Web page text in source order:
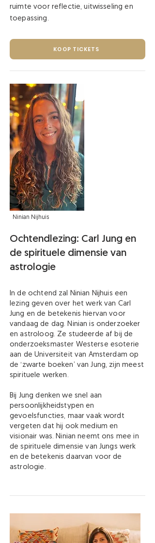
ruimte voor reflectie, uitwisseling en
toepassing.
KOOP TICKETS
Ninian Nijhuis
​Ochtendlezing: Carl Jung en
de spirituele dimensie van
astrologie
In de ochtend zal Ninian Nijhuis een
lezing geven over het werk van Carl
Jung en de betekenis hiervan voor
vandaag de dag. Ninian is onderzoeker
en astroloog. Ze studeerde af bij de
onderzoeksmaster Westerse esoterie
aan de Universiteit van Amsterdam op
de ‘zwarte boeken’ van Jung, zijn meest
spirituele werken.
Bij Jung denken we snel aan
persoonlijkheidstypen en
gevoelsfuncties, maar vaak wordt
vergeten dat hij ook medium en
visionair was. Ninian neemt ons mee in
de spirituele dimensie van Jungs werk
en de betekenis daarvan voor de
astrologie.